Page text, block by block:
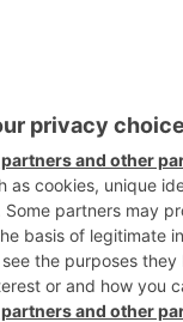
Detenidas
Quintanar
hachís,
ocultos